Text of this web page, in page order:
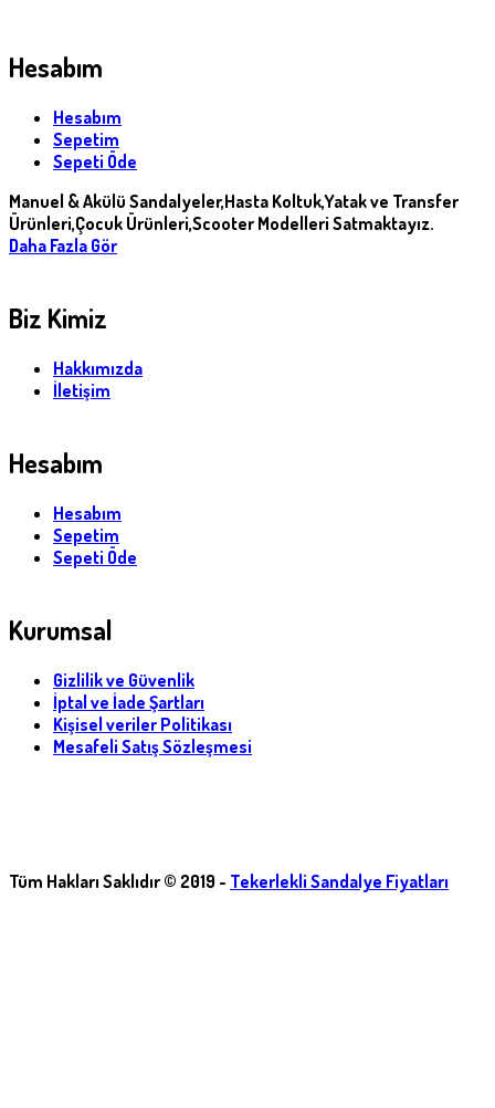
Hesabım
Hesabım
Sepetim
Sepeti Öde
Manuel & Akülü Sandalyeler,Hasta Koltuk,Yatak ve Transfer
Ürünleri,Çocuk Ürünleri,Scooter Modelleri Satmaktayız.
Daha Fazla Gör
Biz Kimiz
Hakkımızda
İletişim
Hesabım
Hesabım
Sepetim
Sepeti Öde
Kurumsal
Gizlilik ve Güvenlik
İptal ve İade Şartları
Kişisel veriler Politikası
Mesafeli Satış Sözleşmesi
Tüm Hakları Saklıdır © 2019 - Tekerlekli Sandalye Fiyatları